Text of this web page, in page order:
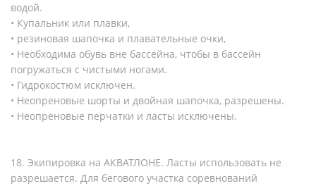
водой.
• Купальник или плавки,
• резиновая шапочка и плавательные очки,
• Необходима обувь вне бассейна, чтобы в бассейн
погружаться с чистыми ногами.
• Гидрокостюм исключен.
• Неопреновые шорты и двойная шапочка, разрешены.
• Неопреновые перчатки и ласты исключены.
18. Экипировка на АКВАТЛОНЕ. Ласты использовать не
разрешается. Для бегового участка соревнований